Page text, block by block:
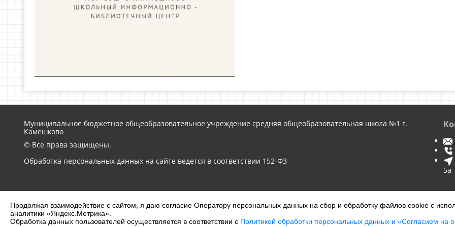
Продолжая взаимодействие с сайтом, я даю согласие Оператору персональных данных на сбор и обработку файлов cookie с
аналитики «Яндекс.Метрика».
Обработка данных пользователей осуществляется в соответствии с Политикой обработки персональных данных и «Согласием на
Муниципальное бюджетное общеобразовательное учреждение средняя общеобразовательная школа №1 г.
Камешково
© Все права защищены.
Обработка персональных данных на сайте ведется в соответствии 152-ФЗ
5а
2026 г. schoolkam.ru
Сделано на KubCMS